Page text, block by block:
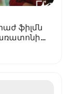
ֆիլմն